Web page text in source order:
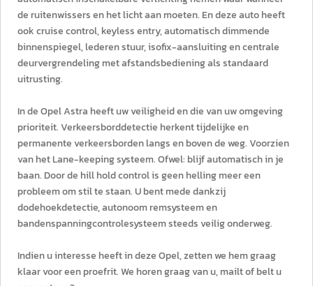
de ruitenwissers en het licht aan moeten. En deze auto heeft
ook cruise control, keyless entry, automatisch dimmende
binnenspiegel, lederen stuur, isofix-aansluiting en centrale
deurvergrendeling met afstandsbediening als standaard
uitrusting.
In de Opel Astra heeft uw veiligheid en die van uw omgeving
prioriteit. Verkeersborddetectie herkent tijdelijke en
permanente verkeersborden langs en boven de weg. Voorzien
van het Lane-keeping systeem. Ofwel: blijf automatisch in je
baan. Door de hill hold control is geen helling meer een
probleem om stil te staan. U bent mede dankzij
dodehoekdetectie, autonoom remsysteem en
bandenspanningcontrolesysteem steeds veilig onderweg.
Indien u interesse heeft in deze Opel, zetten we hem graag
klaar voor een proefrit. We horen graag van u, mailt of belt u